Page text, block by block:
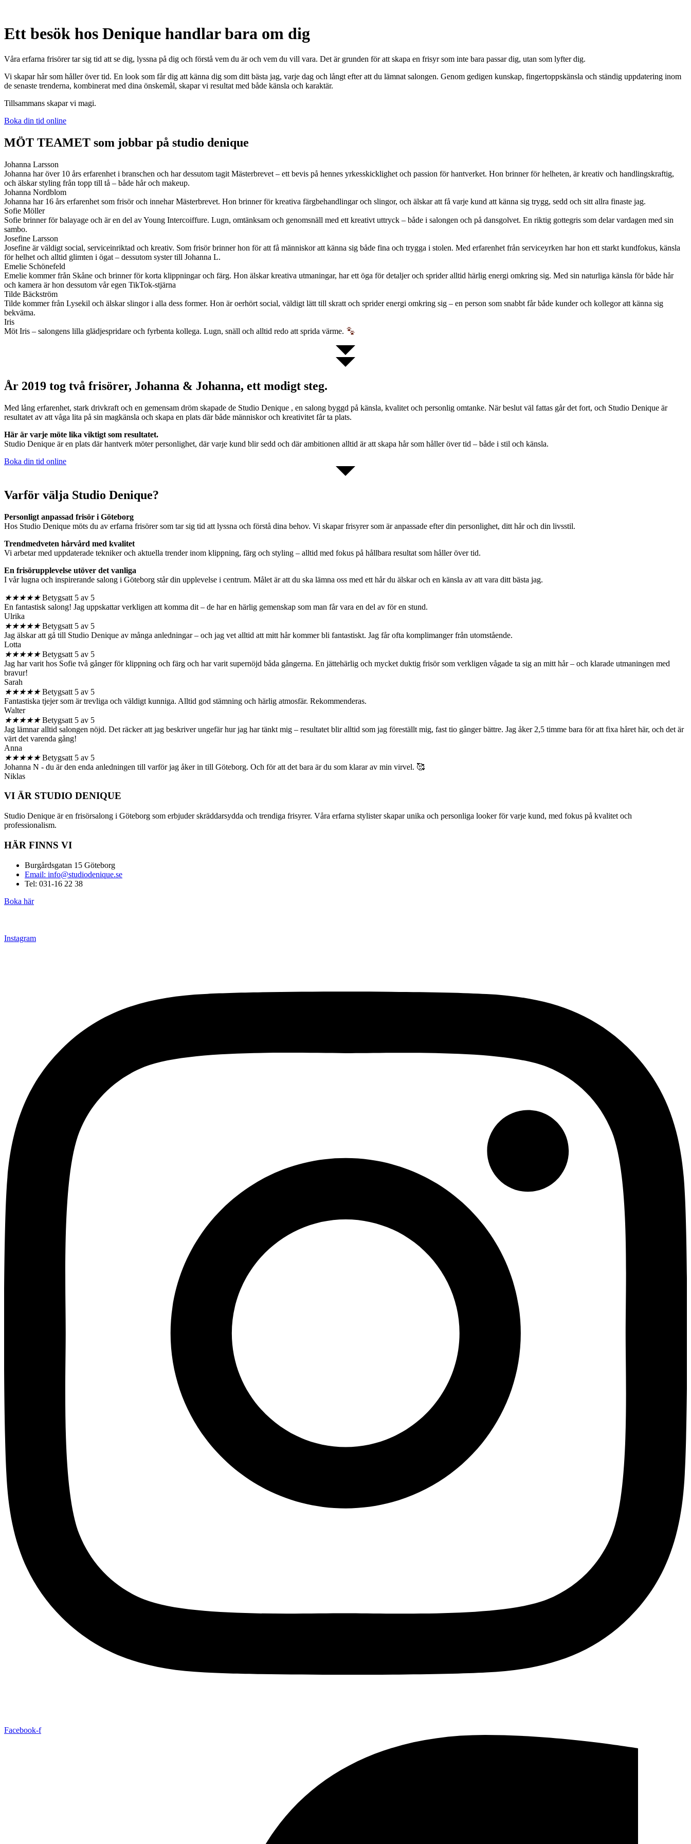
Ett besök hos Denique handlar bara om dig
Våra erfarna frisörer tar sig tid att se dig, lyssna på dig och förstå vem du är och vem du vill vara. Det är grunden för att skapa en frisyr som inte bara passar dig, utan som lyfter dig.
Vi skapar hår som håller över tid. En look som får dig att känna dig som ditt bästa jag, varje dag och långt efter att du lämnat salongen. Genom gedigen kunskap, fingertoppskänsla och ständig uppdatering inom
de senaste trenderna, kombinerat med dina önskemål, skapar vi resultat med både känsla och karaktär.
Tillsammans skapar vi magi.​
Boka din tid online
MÖT TEAMET som jobbar på studio denique
Johanna Larsson
Johanna har över 10 års erfarenhet i branschen och har dessutom tagit Mästerbrevet – ett bevis på hennes yrkesskicklighet och passion för hantverket. Hon brinner för helheten, är kreativ och handlingskraftig,
och älskar styling från topp till tå – både hår och makeup.
Johanna Nordblom
Johanna har 16 års erfarenhet som frisör och innehar Mästerbrevet. Hon brinner för kreativa färgbehandlingar och slingor, och älskar att få varje kund att känna sig trygg, sedd och sitt allra finaste jag.
Sofie Möller
Sofie brinner för balayage och är en del av Young Intercoiffure. Lugn, omtänksam och genomsnäll med ett kreativt uttryck – både i salongen och på dansgolvet. En riktig gottegris som delar vardagen med sin
sambo.
Josefine Larsson
Josefine är väldigt social, serviceinriktad och kreativ. Som frisör brinner hon för att få människor att känna sig både fina och trygga i stolen. Med erfarenhet från serviceyrken har hon ett starkt kundfokus, känsla
för helhet och alltid glimten i ögat – dessutom syster till Johanna L.
Emelie Schönefeld
Emelie kommer från Skåne och brinner för korta klippningar och färg. Hon älskar kreativa utmaningar, har ett öga för detaljer och sprider alltid härlig energi omkring sig. Med sin naturliga känsla för både hår
och kamera är hon dessutom vår egen TikTok-stjärna
Tilde Bäckström
Tilde kommer från Lysekil och älskar slingor i alla dess former. Hon är oerhört social, väldigt lätt till skratt och sprider energi omkring sig – en person som snabbt får både kunder och kollegor att känna sig
bekväma.
Iris
Möt Iris – salongens lilla glädjespridare och fyrbenta kollega. Lugn, snäll och alltid redo att sprida värme.
År 2019 tog två frisörer, Johanna & Johanna, ett modigt steg.
Med lång erfarenhet, stark drivkraft och en gemensam dröm skapade de Studio Denique , en salong byggd på känsla, kvalitet och personlig omtanke. När beslut väl fattas går det fort, och Studio Denique är
resultatet av att våga lita på sin magkänsla och skapa en plats där både människor och kreativitet får ta plats.
Här är varje möte lika viktigt som resultatet.
Studio Denique är en plats där hantverk möter personlighet, där varje kund blir sedd och där ambitionen alltid är att skapa hår som håller över tid – både i stil och känsla.
Boka din tid online
Varför välja Studio Denique?
Personligt anpassad frisör i Göteborg
Hos Studio Denique möts du av erfarna frisörer som tar sig tid att lyssna och förstå dina behov. Vi skapar frisyrer som är anpassade efter din personlighet, ditt hår och din livsstil.
Trendmedveten hårvård med kvalitet
Vi arbetar med uppdaterade tekniker och aktuella trender inom klippning, färg och styling – alltid med fokus på hållbara resultat som håller över tid.
En frisörupplevelse utöver det vanliga
I vår lugna och inspirerande salong i Göteborg står din upplevelse i centrum. Målet är att du ska lämna oss med ett hår du älskar och en känsla av att vara ditt bästa jag.
★★★★★ Betygsatt 5 av 5
En fantastisk salong! Jag uppskattar verkligen att komma dit – de har en härlig gemenskap som man får vara en del av för en stund.
Ulrika
★★★★★ Betygsatt 5 av 5
Jag älskar att gå till Studio Denique av många anledningar – och jag vet alltid att mitt hår kommer bli fantastiskt. Jag får ofta komplimanger från utomstående.
Lotta
★★★★★ Betygsatt 5 av 5
Jag har varit hos Sofie två gånger för klippning och färg och har varit supernöjd båda gångerna. En jättehärlig och mycket duktig frisör som verkligen vågade ta sig an mitt hår – och klarade utmaningen med
bravur!
Sarah
★★★★★ Betygsatt 5 av 5
Fantastiska tjejer som är trevliga och väldigt kunniga. Alltid god stämning och härlig atmosfär. Rekommenderas.
Walter
★★★★★ Betygsatt 5 av 5
Jag lämnar alltid salongen nöjd. Det räcker att jag beskriver ungefär hur jag har tänkt mig – resultatet blir alltid som jag föreställt mig, fast tio gånger bättre. Jag åker 2,5 timme bara för att fixa håret här, och det är
värt det varenda gång!
Anna
★★★★★ Betygsatt 5 av 5
Johanna N - du är den enda anledningen till varför jag åker in till Göteborg. Och för att det bara är du som klarar av min virvel. 🥰
Niklas
VI ÄR STUDIO DENIQUE
Studio Denique är en frisörsalong i Göteborg som erbjuder skräddarsydda och trendiga frisyrer. Våra erfarna stylister skapar unika och personliga looker för varje kund, med fokus på kvalitet och
professionalism.
HÄR FINNS VI
Burgårdsgatan 15 Göteborg
Email: info@studiodenique.se
Tel: 031-16 22 38
Boka här
Instagram
Facebook-f